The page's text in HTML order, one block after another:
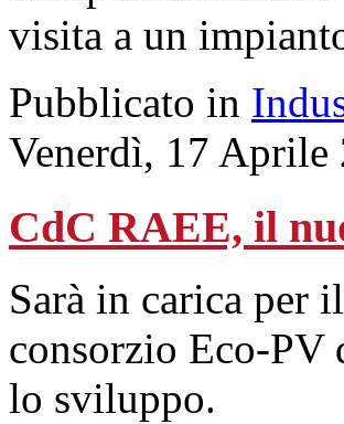
visita a un
Pubblicato in
Venerdì, 17 Aprile
CdC RAEE, il
Sarà in carica per
consorzio Eco-
lo sviluppo.